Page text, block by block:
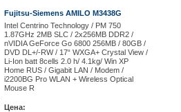
Fujitsu-Siemens AMILO M3438G
Intel Centrino Technology / PM 750
1.87GHz 2MB SLC / 2x256MB DDR2 /
nVIDIA GeForce Go 6800 256MB / 80GB /
DVD DL+/-RW / 17“ WXGA+ Crystal View /
Li-Ion batt 8cells 2.0 h/ 4.1kg/ Win XP
Home RUS / Gigabit LAN / Modem /
i2200BG Pro WLAN + Wireless Optical
Mouse R
Цена: